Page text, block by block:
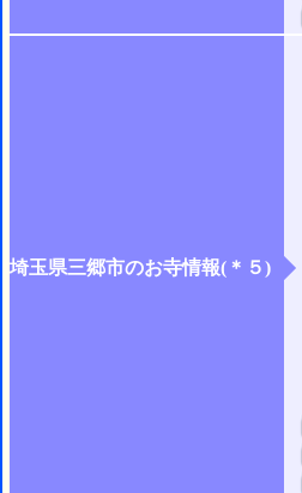
埼玉県三郷市のお寺情報(＊５)